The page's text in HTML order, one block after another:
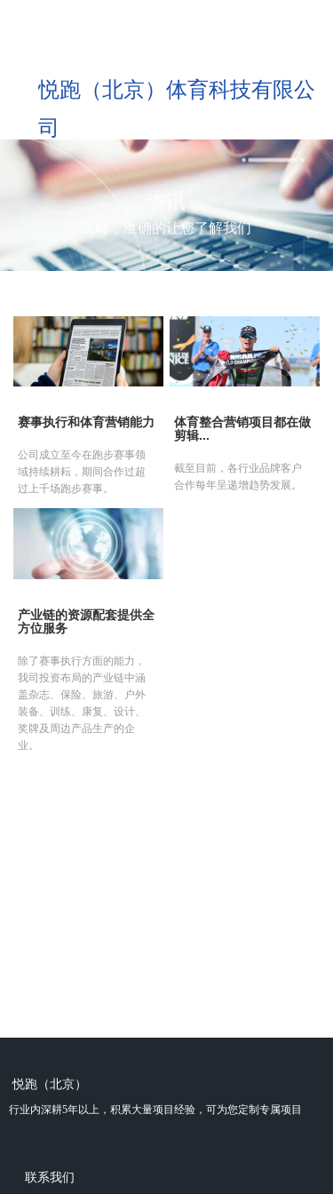
悦跑（北京）体育科技有限公
司
及时，准确的让您了解我们
赛事执行和体育营销能力
公司成立至今在跑步赛事领
域持续耕耘，期间合作过超
过上千场跑步赛事。
体育整合营销项目都在做
剪辑...
截至目前，各行业品牌客户
合作每年呈递增趋势发展。
产业链的资源配套提供全
方位服务
除了赛事执行方面的能力，
我司投资布局的产业链中涵
盖杂志、保险、旅游、户外
装备、训练、康复、设计、
奖牌及周边产品生产的企
业。
联系我们
悦跑（北京）
体育科技有限
行业内深耕5年以上，积累大量项目经验，可为您定制专属项目